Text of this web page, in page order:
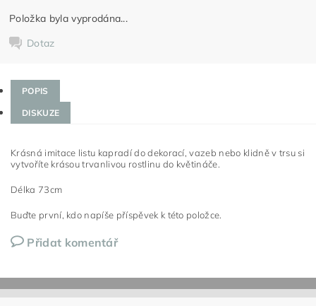
Položka byla vyprodána...
Dotaz
POPIS
DISKUZE
Krásná imitace listu kapradí do dekorací, vazeb nebo klidně v trsu si
vytvoříte krásou trvanlivou rostlinu do květináče.
Délka 73cm
Buďte první, kdo napíše příspěvek k této položce.
Přidat komentář